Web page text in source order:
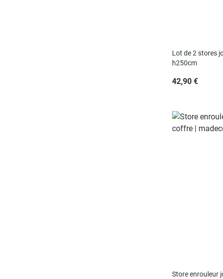
Lot de 2 stores
h250cm
42,90 €
Store enrouleur